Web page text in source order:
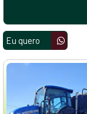
Eu quero